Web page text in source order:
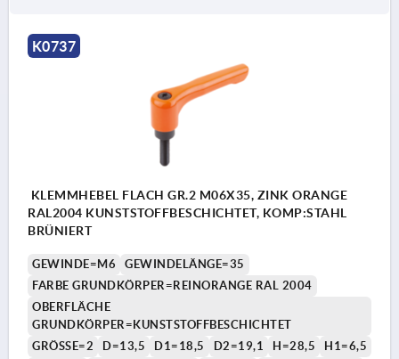
K0737
KLEMMHEBEL FLACH GR.2 M06X35, ZINK ORANGE
RAL2004 KUNSTSTOFFBESCHICHTET, KOMP:STAHL
BRÜNIERT
GEWINDE=M6
GEWINDELÄNGE=35
FARBE GRUNDKÖRPER=REINORANGE RAL 2004
OBERFLÄCHE
GRUNDKÖRPER=KUNSTSTOFFBESCHICHTET
GRÖSSE=2
D=13,5 D1=18,5 D2=19,1 H=28,5
H1=6,5